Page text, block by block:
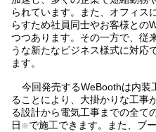
られています。また、オフィス
らすため社員同士やお客様との
つつあります。その一方で、従
うな新たなビジネス様式に対応
ます。
今回発売するWeBoothは内装
ることにより、大掛かりな工事
る設計から電気工事までの全て
日 ※で施工できます。また、ブ